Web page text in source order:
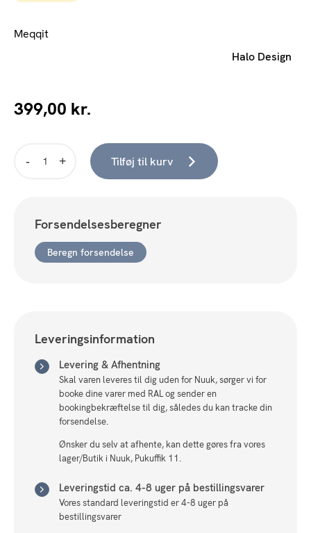
Meqqit
Halo Design
399,00 kr.
Tilføj til kurv
Forsendelsesberegner
Beregn forsendelse
Leveringsinformation
Levering & Afhentning
Skal varen leveres til dig uden for Nuuk, sørger vi for
booke dine varer med RAL og sender en
bookingbekræftelse til dig, således du kan tracke din
forsendelse.
Ønsker du selv at afhente, kan dette gøres fra vores
lager/Butik i Nuuk, Pukuffik 11.
Leveringstid ca. 4-8 uger på bestillingsvarer
Vores standard leveringstid er 4-8 uger på
bestillingsvarer